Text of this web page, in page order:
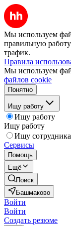
Мы используем
правильную
трафик.
Правила
Мы используем
файлов cookie
Понятно
Ищу работу
Ищу работу
Ищу работу
Ищу сотрудника
Сервисы
Помощь
Ещё
Поиск
Башмаково
Войти
Войти
Создать резюме